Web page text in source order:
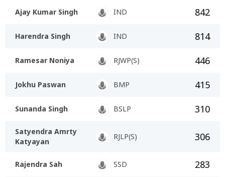
Ajay Kumar Singh IND 842
Harendra Singh IND 814
Ramesar Noniya RJWP(S) 446
Jokhu Paswan BMP 415
Sunanda Singh BSLP 310
Satyendra Amrty
Katyayan
RJLP(S) 306
Rajendra Sah SSD 283